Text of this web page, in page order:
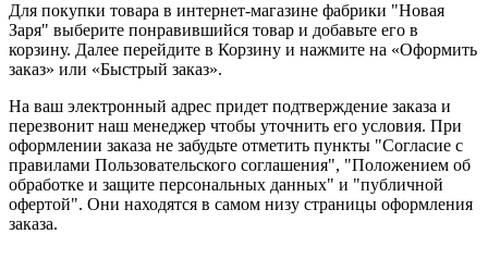
Для покупки товара в интернет-магазине фабрики "Новая
Заря" выберите понравившийся товар и добавьте его в
корзину. Далее перейдите в Корзину и нажмите на «Оформить
заказ» или «Быстрый заказ».
На ваш электронный адрес придет подтверждение заказа и
перезвонит наш менеджер чтобы уточнить его условия. При
оформлении заказа не забудьте отметить пункты "Согласие с
правилами Пользовательского соглашения", "Положением об
обработке и защите персональных данных" и "публичной
офертой". Они находятся в самом низу страницы оформления
заказа.